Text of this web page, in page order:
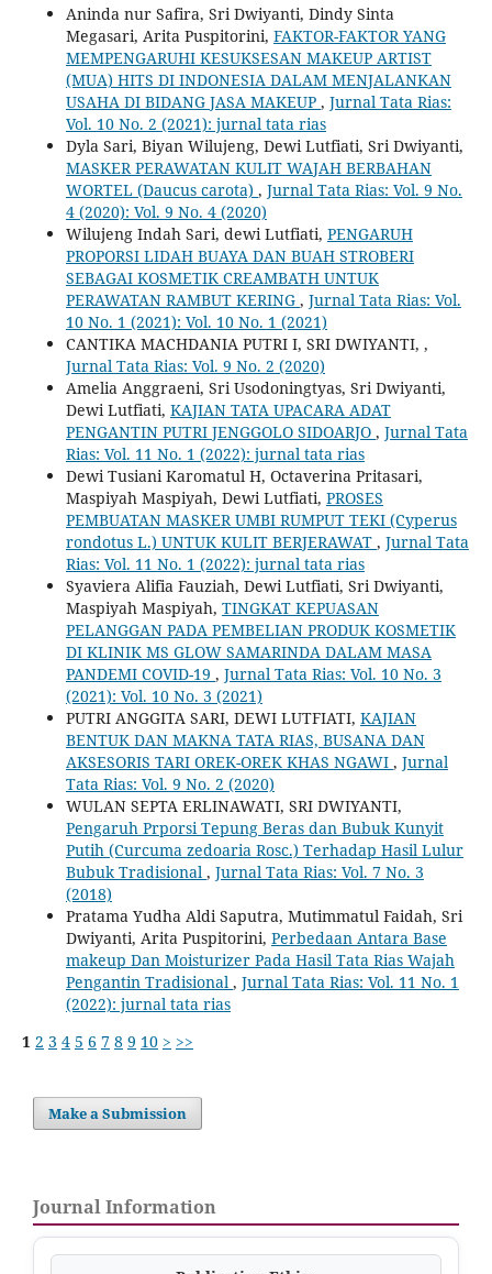
Aninda nur Safira, Sri Dwiyanti, Dindy Sinta
Megasari, Arita Puspitorini, FAKTOR-FAKTOR YANG
MEMPENGARUHI KESUKSESAN MAKEUP ARTIST
(MUA) HITS DI INDONESIA DALAM MENJALANKAN
USAHA DI BIDANG JASA MAKEUP , Jurnal Tata Rias:
Vol. 10 No. 2 (2021): jurnal tata rias
Dyla Sari, Biyan Wilujeng, Dewi Lutfiati, Sri Dwiyanti,
MASKER PERAWATAN KULIT WAJAH BERBAHAN
WORTEL (Daucus carota) , Jurnal Tata Rias: Vol. 9 No.
4 (2020): Vol. 9 No. 4 (2020)
Wilujeng Indah Sari, dewi Lutfiati, PENGARUH
PROPORSI LIDAH BUAYA DAN BUAH STROBERI
SEBAGAI KOSMETIK CREAMBATH UNTUK
PERAWATAN RAMBUT KERING , Jurnal Tata Rias: Vol.
10 No. 1 (2021): Vol. 10 No. 1 (2021)
CANTIKA MACHDANIA PUTRI I, SRI DWIYANTI, ,
Jurnal Tata Rias: Vol. 9 No. 2 (2020)
Amelia Anggraeni, Sri Usodoningtyas, Sri Dwiyanti,
Dewi Lutfiati, KAJIAN TATA UPACARA ADAT
PENGANTIN PUTRI JENGGOLO SIDOARJO , Jurnal Tata
Rias: Vol. 11 No. 1 (2022): jurnal tata rias
Dewi Tusiani Karomatul H, Octaverina Pritasari,
Maspiyah Maspiyah, Dewi Lutfiati, PROSES
PEMBUATAN MASKER UMBI RUMPUT TEKI (Cyperus
rondotus L.) UNTUK KULIT BERJERAWAT , Jurnal Tata
Rias: Vol. 11 No. 1 (2022): jurnal tata rias
Syaviera Alifia Fauziah, Dewi Lutfiati, Sri Dwiyanti,
Maspiyah Maspiyah, TINGKAT KEPUASAN
PELANGGAN PADA PEMBELIAN PRODUK KOSMETIK
DI KLINIK MS GLOW SAMARINDA DALAM MASA
PANDEMI COVID-19 , Jurnal Tata Rias: Vol. 10 No. 3
(2021): Vol. 10 No. 3 (2021)
PUTRI ANGGITA SARI, DEWI LUTFIATI, KAJIAN
BENTUK DAN MAKNA TATA RIAS, BUSANA DAN
AKSESORIS TARI OREK-OREK KHAS NGAWI , Jurnal
Tata Rias: Vol. 9 No. 2 (2020)
WULAN SEPTA ERLINAWATI, SRI DWIYANTI,
Pengaruh Prporsi Tepung Beras dan Bubuk Kunyit
Putih (Curcuma zedoaria Rosc.) Terhadap Hasil Lulur
Bubuk Tradisional , Jurnal Tata Rias: Vol. 7 No. 3
(2018)
Pratama Yudha Aldi Saputra, Mutimmatul Faidah, Sri
Dwiyanti, Arita Puspitorini, Perbedaan Antara Base
makeup Dan Moisturizer Pada Hasil Tata Rias Wajah
Pengantin Tradisional , Jurnal Tata Rias: Vol. 11 No. 1
(2022): jurnal tata rias
1 2 3 4 5 6 7 8 9 10 > >>
Make a Submission
Journal Information